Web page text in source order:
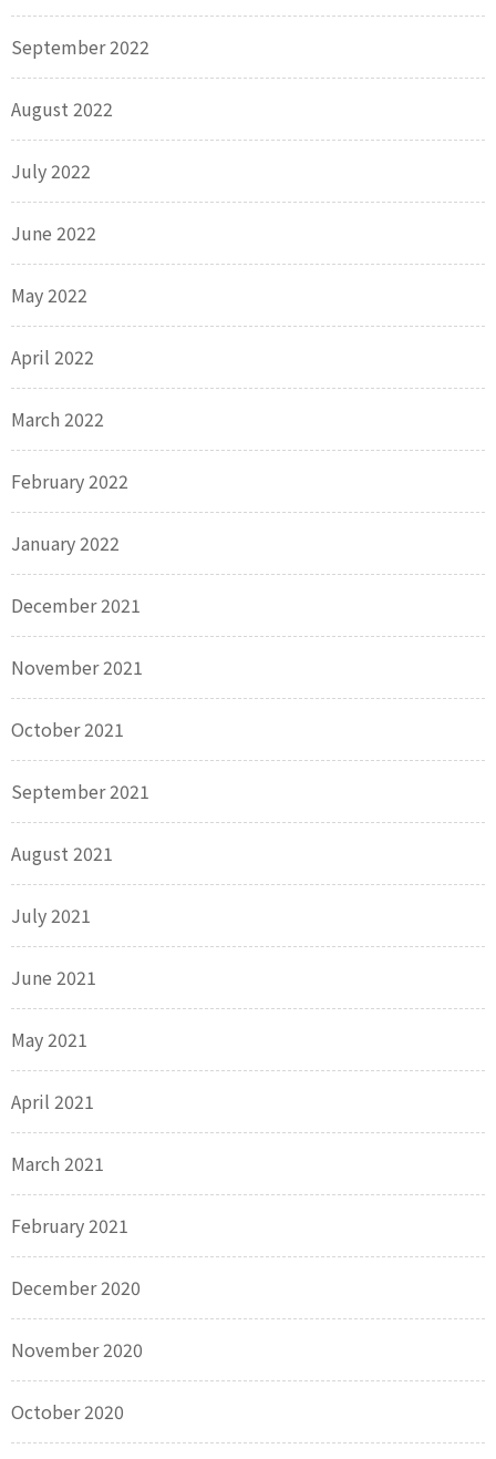
September 2022
August 2022
July 2022
June 2022
May 2022
April 2022
March 2022
February 2022
January 2022
December 2021
November 2021
October 2021
September 2021
August 2021
July 2021
June 2021
May 2021
April 2021
March 2021
February 2021
December 2020
November 2020
October 2020